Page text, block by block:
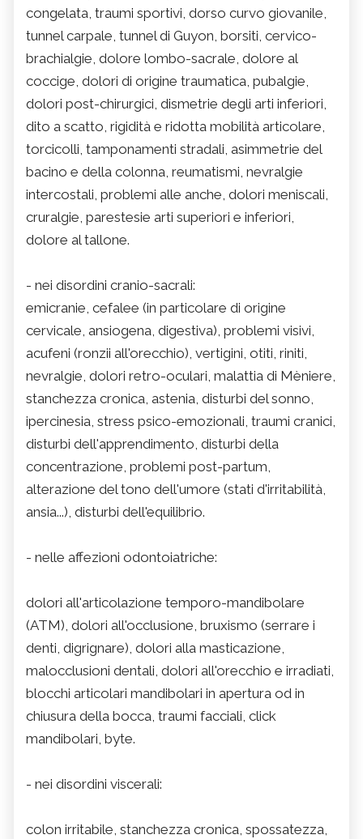
congelata, traumi sportivi, dorso curvo giovanile,
tunnel carpale, tunnel di Guyon, borsiti, cervico-
brachialgie, dolore lombo-sacrale, dolore al
coccige, dolori di origine traumatica, pubalgie,
dolori post-chirurgici, dismetrie degli arti inferiori,
dito a scatto, rigidità e ridotta mobilità articolare,
torcicolli, tamponamenti stradali, asimmetrie del
bacino e della colonna, reumatismi, nevralgie
intercostali, problemi alle anche, dolori meniscali,
cruralgie, parestesie arti superiori e inferiori,
dolore al tallone.
- nei disordini cranio-sacrali:
emicranie, cefalee (in particolare di origine
cervicale, ansiogena, digestiva), problemi visivi,
acufeni (ronzii all'orecchio), vertigini, otiti, riniti,
nevralgie, dolori retro-oculari, malattia di Mèniere,
stanchezza cronica, astenia, disturbi del sonno,
ipercinesia, stress psico-emozionali, traumi cranici,
disturbi dell'apprendimento, disturbi della
concentrazione, problemi post-partum,
alterazione del tono dell'umore (stati d'irritabilità,
ansia...), disturbi dell'equilibrio.
- nelle affezioni odontoiatriche:
dolori all'articolazione temporo-mandibolare
(ATM), dolori all'occlusione, bruxismo (serrare i
denti, digrignare), dolori alla masticazione,
malocclusioni dentali, dolori all'orecchio e irradiati,
blocchi articolari mandibolari in apertura od in
chiusura della bocca, traumi facciali, click
mandibolari, byte.
- nei disordini viscerali:
colon irritabile, stanchezza cronica, spossatezza,